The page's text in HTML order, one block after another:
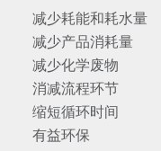
减少耗能和耗水量
减少产品消耗量
减少化学废物
消减流程环节
缩短循环时间
有益环保